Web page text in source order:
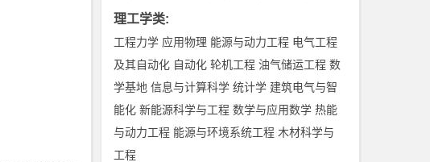
理工学类:
工程力学 应用物理 能源与动力工程 电气工程
及其自动化 自动化 轮机工程 油气储运工程 数
学基地 信息与计算科学 统计学 建筑电气与智
能化 新能源科学与工程 数学与应用数学 热能
与动力工程 能源与环境系统工程 木材科学与
工程